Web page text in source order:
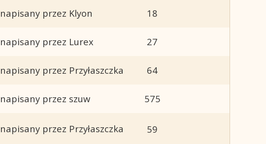
napisany przez Klyon
18
napisany przez Lurex
27
napisany przez Przyłaszczka
64
napisany przez szuw
575
napisany przez Przyłaszczka
59